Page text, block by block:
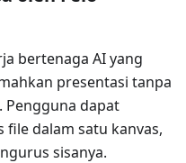
bertenaga AI yang
presentasi tanpa
Pengguna dapat
dalam satu kanvas,
sisanya.